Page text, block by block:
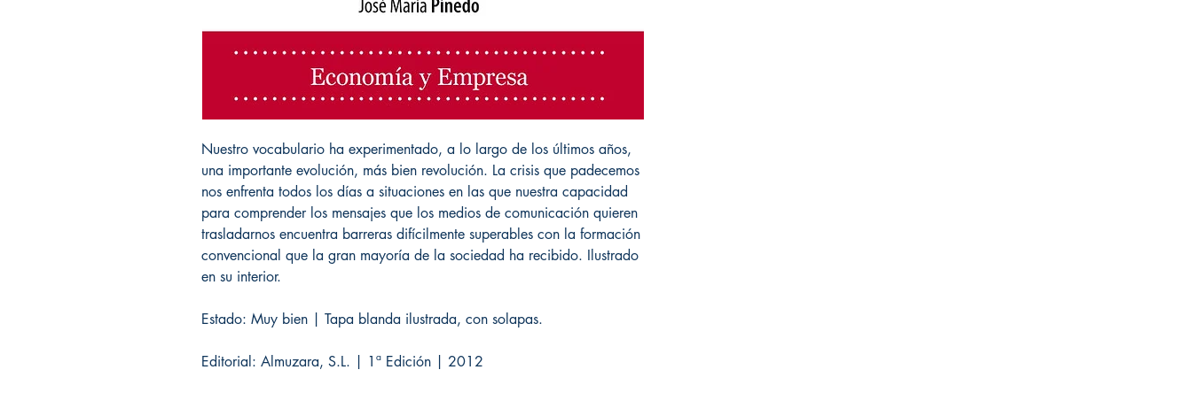
Nuestro vocabulario ha experimentado, a lo largo de los últimos años,
una importante evolución, más bien revolución. La crisis que padecemos
nos enfrenta todos los días a situaciones en las que nuestra capacidad
para comprender los mensajes que los medios de comunicación quieren
trasladarnos encuentra barreras difícilmente superables con la formación
convencional que la gran mayoría de la sociedad ha recibido. Ilustrado
en su interior.
Estado: Muy bien | Tapa blanda ilustrada, con solapas.
Editorial: Almuzara, S.L. | 1ª Edición | 2012